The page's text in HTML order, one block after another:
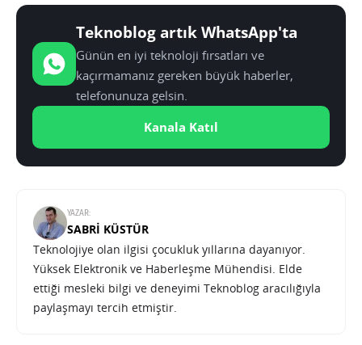
Teknoblog artık WhatsApp'ta
Günün en iyi teknoloji fırsatları ve
kaçırmamanız gereken büyük haberler,
telefonunuza gelsin.
Kanala Katıl
YAZAR:
SABRI KÜSTÜR
Teknolojiye olan ilgisi çocukluk yıllarına dayanıyor.
Yüksek Elektronik ve Haberleşme Mühendisi. Elde
ettiği mesleki bilgi ve deneyimi Teknoblog aracılığıyla
paylaşmayı tercih etmiştir.